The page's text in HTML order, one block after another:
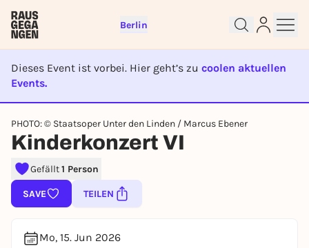
Berlin
Dieses Event ist vorbei. Hier geht’s zu coolen aktuellen
Events.
EVENT IST BEENDET
PHOTO: © Staatsoper Unter den Linden / Marcus Ebener
Kinderkonzert VI
Gefällt1 Person
SAVE TEILEN
Mo, 15. Jun 2026
Sign up for free and get started
right away
To like events, follow pages, or participate in
lotteries, you need a free Rausgegangen account.
REGISTER FOR FREE NOW
You already have an account?